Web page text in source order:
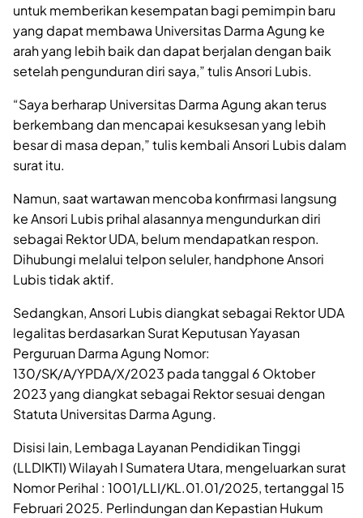
untuk memberikan kesempatan bagi pemimpin baru
yang dapat membawa Universitas Darma Agung ke
arah yang lebih baik dan dapat berjalan dengan baik
setelah pengunduran diri saya,” tulis Ansori Lubis.
“Saya berharap Universitas Darma Agung akan terus
berkembang dan mencapai kesuksesan yang lebih
besar di masa depan,” tulis kembali Ansori Lubis dalam
surat itu.
Namun, saat wartawan mencoba konfirmasi langsung
ke Ansori Lubis prihal alasannya mengundurkan diri
sebagai Rektor UDA, belum mendapatkan respon.
Dihubungi melalui telpon seluler, handphone Ansori
Lubis tidak aktif.
Sedangkan, Ansori Lubis diangkat sebagai Rektor UDA
legalitas berdasarkan Surat Keputusan Yayasan
Perguruan Darma Agung Nomor:
130/SK/A/YPDA/X/2023 pada tanggal 6 Oktober
2023 yang diangkat sebagai Rektor sesuai dengan
Statuta Universitas Darma Agung.
Disisi lain, Lembaga Layanan Pendidikan Tinggi
(LLDIKTI) Wilayah I Sumatera Utara, mengeluarkan surat
Nomor Perihal : 1001/LLI/KL.01.01/2025, tertanggal 15
Februari 2025. Perlindungan dan Kepastian Hukum